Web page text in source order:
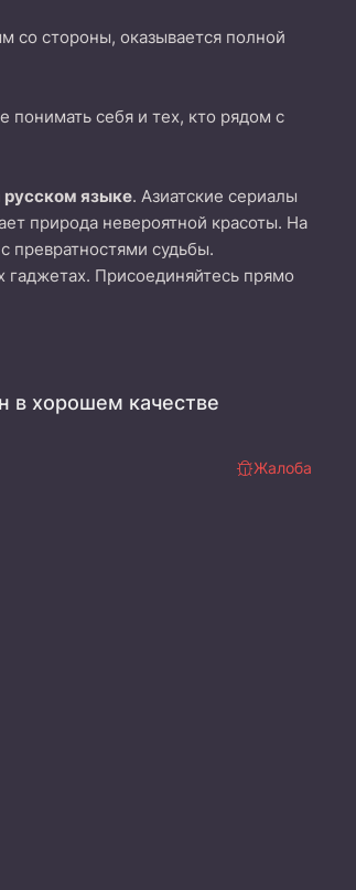
со стороны, оказывается полной
понимать себя и тех, кто рядом с
языке. Азиатские сериалы
природа невероятной красоты. На
превратностями судьбы.
Присоединяйтесь прямо
в хорошем качестве
Жалоба